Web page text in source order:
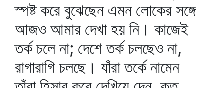
স্পষ্ট করে বুঝেছেন এমন লোকের সঙ্গে
আজও আমার দেখা হয় নি। কাজেই
তর্ক চলে না; দেশে তর্ক চলছেও না,
রাগারাগি চলছে। যাঁরা তর্কে নামেন